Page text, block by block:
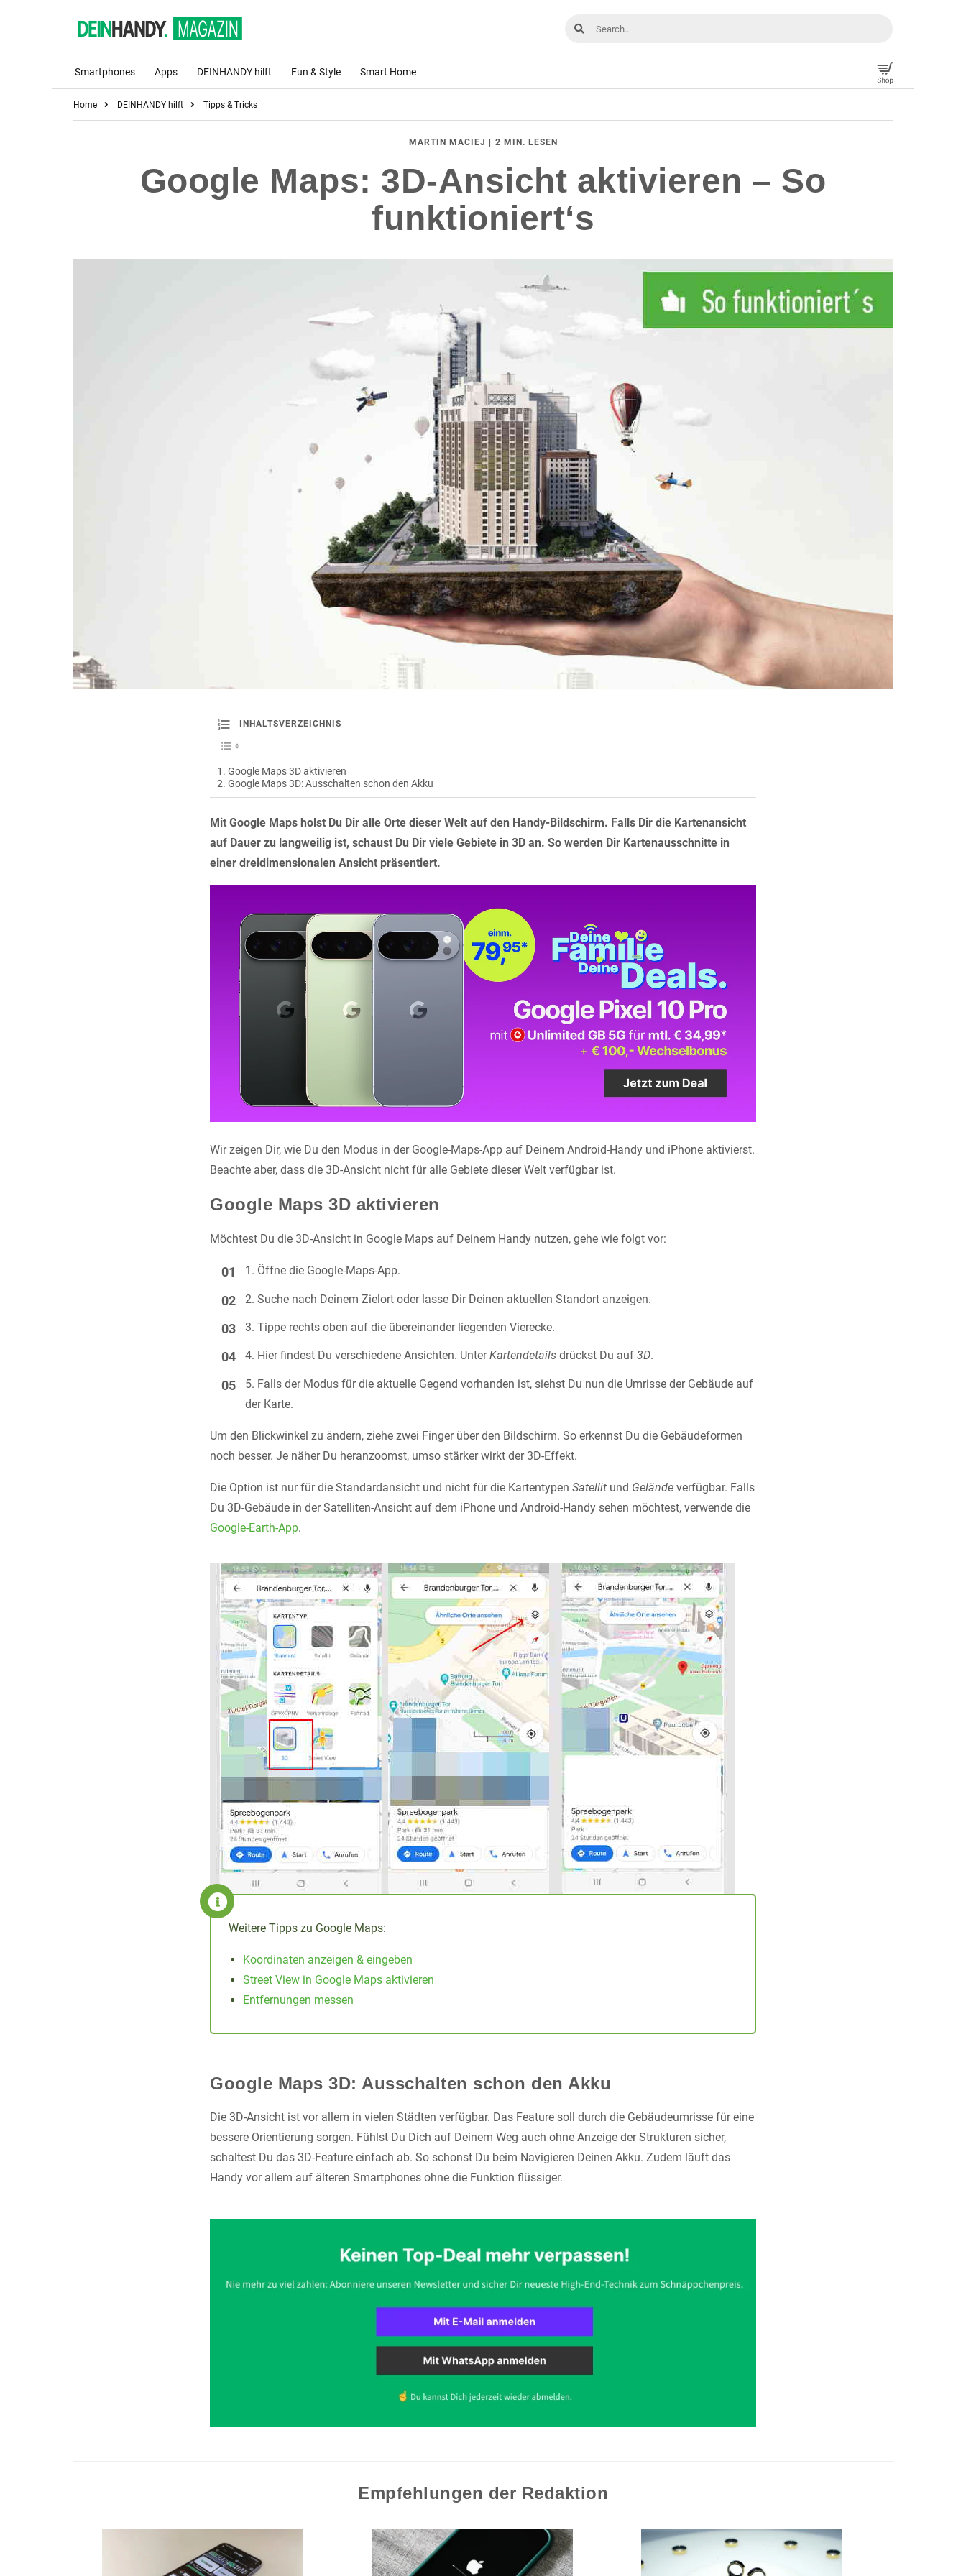
Smartphones Apps DEINHANDY hilft Fun & Style Smart Home
Home DEINHANDY hilft Tipps & Tricks
MARTIN MACIEJ 2 MIN. LESEN
Google Maps: 3D-Ansicht aktivieren – So
funktioniert‘s
INHALTSVERZEICHNIS
Google Maps 3D aktivieren
Google Maps 3D: Ausschalten schon den Akku
Mit Google Maps holst Du Dir alle Orte dieser Welt auf den Handy-Bildschirm. Falls Dir die Kartenansicht
auf Dauer zu langweilig ist, schaust Du Dir viele Gebiete in 3D an. So werden Dir Kartenausschnitte in
einer dreidimensionalen Ansicht präsentiert.
Wir zeigen Dir, wie Du den Modus in der Google-Maps-App auf Deinem Android-Handy und iPhone aktivierst.
Beachte aber, dass die 3D-Ansicht nicht für alle Gebiete dieser Welt verfügbar ist.
Google Maps 3D aktivieren
Möchtest Du die 3D-Ansicht in Google Maps auf Deinem Handy nutzen, gehe wie folgt vor:
Öffne die Google-Maps-App.
Suche nach Deinem Zielort oder lasse Dir Deinen aktuellen Standort anzeigen.
Tippe rechts oben auf die übereinander liegenden Vierecke.
Hier findest Du verschiedene Ansichten. UnterKartendetails drückst Du auf3D.
Falls der Modus für die aktuelle Gegend vorhanden ist, siehst Du nun die Umrisse der Gebäude auf
der Karte.
Um den Blickwinkel zu ändern, ziehe zwei Finger über den Bildschirm. So erkennst Du die Gebäudeformen
noch besser. Je näher Du heranzoomst, umso stärker wirkt der 3D-Effekt.
Die Option ist nur für die Standardansicht und nicht für die Kartentypen Satellit und Gelände verfügbar. Falls
Du 3D-Gebäude in der Satelliten-Ansicht auf dem iPhone und Android-Handy sehen möchtest, verwende die
Google-Earth-App.
Weitere Tipps zu Google Maps:
Koordinaten anzeigen & eingeben
Street View in Google Maps aktivieren
Entfernungen messen
Google Maps 3D: Ausschalten schon den Akku
Die 3D-Ansicht ist vor allem in vielen Städten verfügbar. Das Feature soll durch die Gebäudeumrisse für eine
bessere Orientierung sorgen. Fühlst Du Dich auf Deinem Weg auch ohne Anzeige der Strukturen sicher,
schaltest Du das 3D-Feature einfach ab. So schonst Du beim Navigieren Deinen Akku. Zudem läuft das
Handy vor allem auf älteren Smartphones ohne die Funktion flüssiger.
Empfehlungen der Redaktion